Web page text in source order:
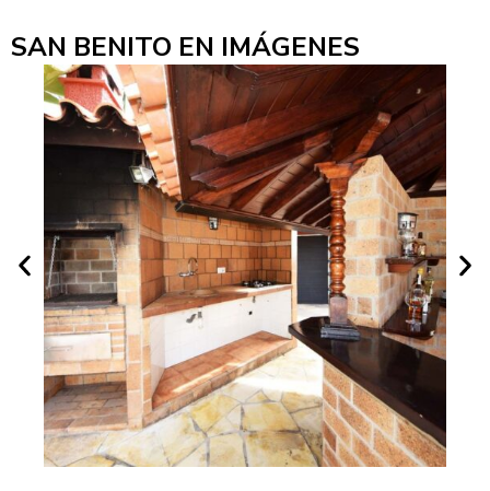
SAN BENITO EN IMÁGENES